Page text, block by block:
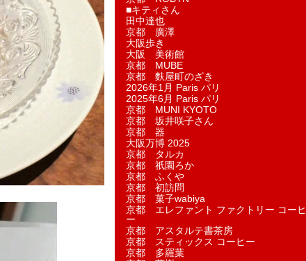
■キティさん
田中達也
京都 廣澤
大阪歩き
大阪 美術館
京都 MUBE
京都 麩屋町のざき
2026年1月 Paris パリ
2025年6月 Paris パリ
京都 MUNI KYOTO
京都 坂井咲子さん
京都 器
大阪万博 2025
京都 タルカ
京都 祇園ろか
京都 ふくや
京都 初訪問
京都 菓子wabiya
京都 エレファント ファクトリー コーヒ
ー
京都 アスタルテ書茶房
京都 スティックス コーヒー
京都 多羅葉